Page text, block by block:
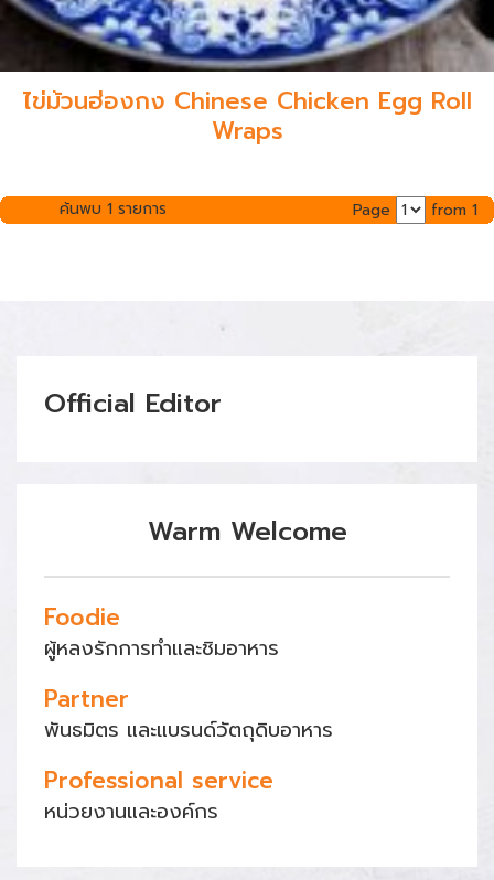
ไข่ม้วนฮ่องกง Chinese Chicken Egg Roll
Wraps
ค้นพบ 1 รายการ Page from 1
Official Editor
Warm Welcome
Foodie
ผู้หลงรักการทำและชิมอาหาร
Partner
พันธมิตร และแบรนด์วัตถุดิบอาหาร
Professional service
หน่วยงานและองค์กร